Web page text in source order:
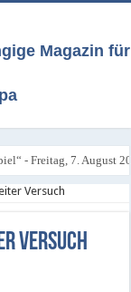
Magazin für
- Freitag, 7. August
/ Stand 4. August
Versuch
Versuch